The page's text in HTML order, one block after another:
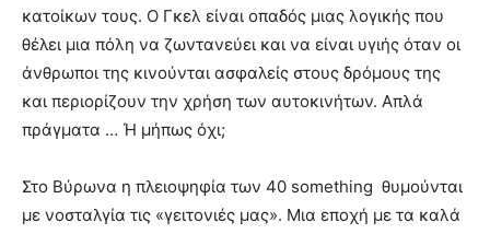
pornhun
hd
porn
κατοίκων τους. Ο Γκελ είναι οπαδός μιας λογικής που
θέλει μια πόλη να ζωντανεύει και να είναι υγιής όταν οι
άνθρωποι της κινούνται ασφαλείς στους δρόμους της
και περιορίζουν την χρήση των αυτοκινήτων. Απλά
πράγματα … Ή μήπως όχι;
Στο Βύρωνα η πλειοψηφία των 40 something θυμούνται
με νοσταλγία τις «γειτονιές μας». Μια εποχή με τα καλά